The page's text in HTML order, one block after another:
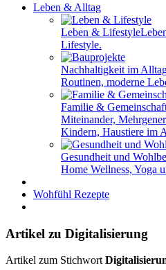
Leben & Alltag
Leben & Lifestyle
Lifestyle.
Nachhaltigkeit im
Routinen, moderne
Familie &
Miteinander,
Kindern, Haustiere im
Gesundheit und
Home Wellness, Yoga
Wohfühl Rezepte
Artikel zu Digitalisierung
Artikel zum Stichwort